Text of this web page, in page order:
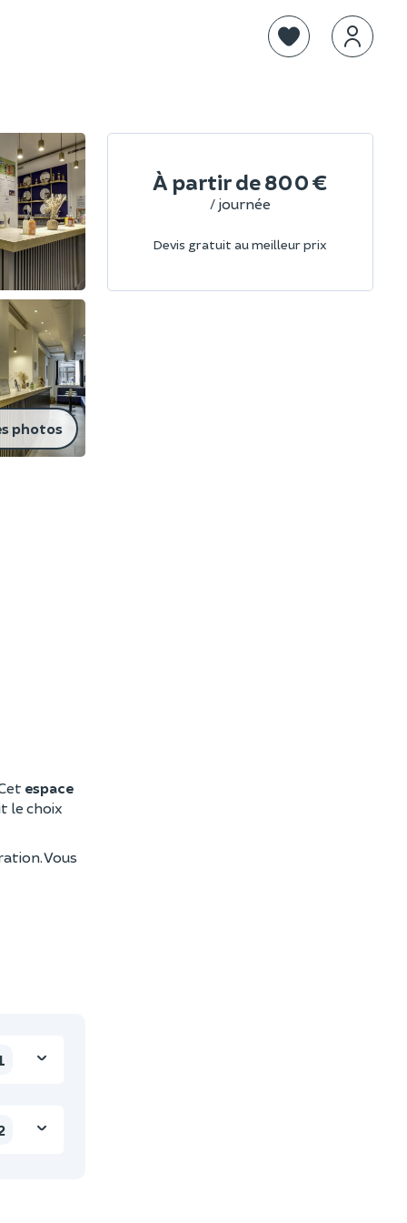
photos
espace
le choix
Vous
À partir de800 €
/ journée
Devis gratuit au meilleur prix